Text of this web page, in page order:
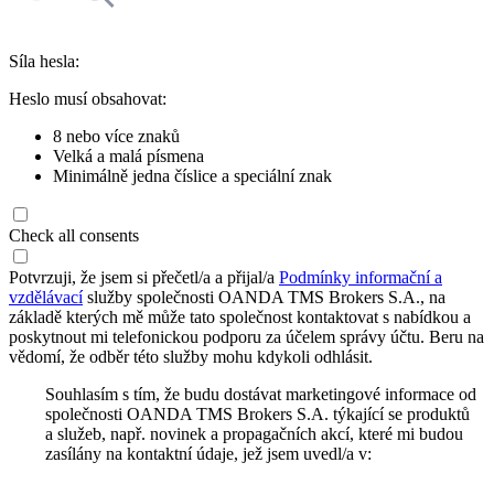
Síla hesla:
Heslo musí obsahovat:
8 nebo více znaků
Velká a malá písmena
Minimálně jedna číslice a speciální znak
Check all consents
Potvrzuji, že jsem si přečetl/a a přijal/a Podmínky informační a
vzdělávacíslužby společnosti OANDA TMS Brokers S.A., na
základě kterých mě může tato společnost kontaktovat s nabídkou a
poskytnout mi telefonickou podporu za účelem správy účtu. Beru na
vědomí, že odběr této služby mohu kdykoli odhlásit.
Souhlasím s tím, že budu dostávat marketingové informace od
společnosti OANDA TMS Brokers S.A. týkající se produktů
a služeb, např. novinek a propagačních akcí, které mi budou
zasílány na kontaktní údaje, jež jsem uvedl/a v: